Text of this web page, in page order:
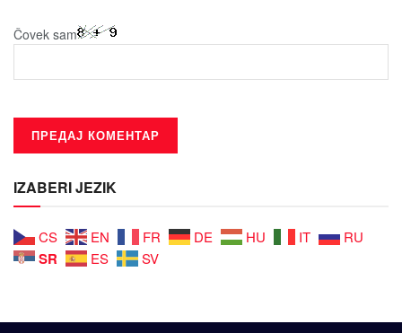
Čovek sam
IZABERI JEZIK
CS EN FR DE HU IT RU
SR ES SV